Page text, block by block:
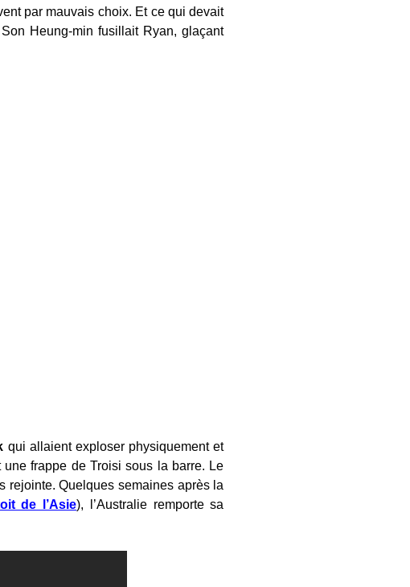
par mauvais choix. Et ce qui devait
Heung-min fusillait Ryan, glaçant
qui allaient exploser physiquement et
frappe de Troisi sous la barre. Le
rejointe. Quelques semaines après la
de l’Asie), l’Australie remporte sa